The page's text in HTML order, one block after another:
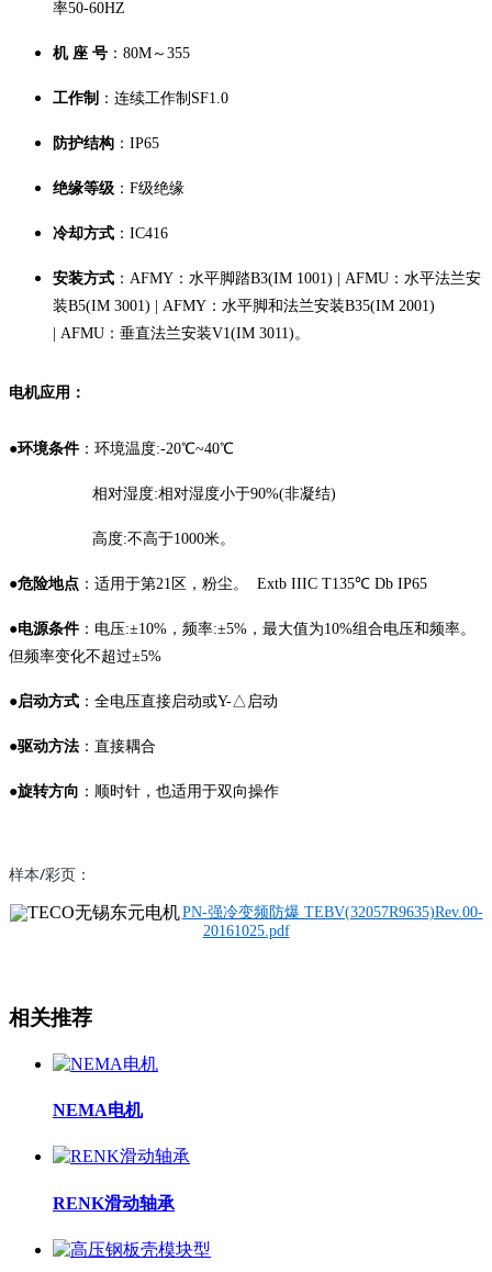
率50-60HZ
机 座 号 ：80M～355
工作制 ：连续工作制SF1.0
防护结构 ：IP65
绝缘等级 ：F级绝缘
冷却方式 ：IC416
安装方式 ：AFMY：水平脚踏B3(IM 1001) | AFMU：水平法兰安
装B5(IM 3001) | AFMY：水平脚和法兰安装B35(IM 2001)
| AFMU：垂直法兰安装V1(IM 3011)。
电机应用：
●环境条件：环境温度:-20℃~40℃
相对湿度:相对湿度小于90%(非凝结)
高度:不高于1000米。
●危险地点 ：适用于第21区，粉尘。 Extb IIIC T135℃ Db IP65
●电源条件：电压:±10%，频率:±5%，最大值为10%组合电压和频率。
但频率变化不超过±5%
●启动方式 ：全电压直接启动或Y-△启动
●驱动方法 ：直接耦合
●旋转方向 ：顺时针，也适用于双向操作
样本/彩页：
PN-强冷变频防爆 TEBV(32057R9635)Rev.00-
20161025.pdf
相关推荐
NEMA电机
RENK滑动轴承